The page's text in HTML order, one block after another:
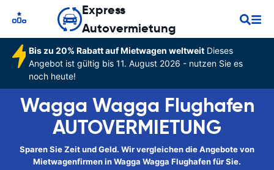
Express
Autovermietung
Bis zu 20% Rabatt auf Mietwagen weltweitDieses
Angebot ist gültig bis 11. August 2026 - nutzen Sie es
noch heute!
Wagga Wagga Flughafen
AUTOVERMIETUNG
Sparen Sie Zeit und Geld. Wir vergleichen die Angebote von
Mietwagenfirmen in Wagga Wagga Flughafen für Sie.